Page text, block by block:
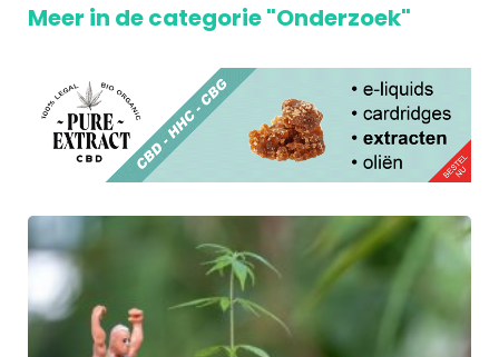
Meer in de categorie "Onderzoek"